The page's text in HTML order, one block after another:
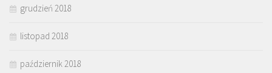
grudzień 2018
listopad 2018
październik 2018